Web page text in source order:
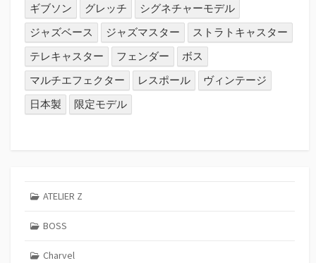
ギブソン
グレッチ
シグネチャーモデル
ジャズベース
ジャズマスター
ストラトキャスター
テレキャスター
フェンダー
ボス
マルチエフェクター
レスポール
ヴィンテージ
日本製
限定モデル
ATELIER Z
BOSS
Charvel